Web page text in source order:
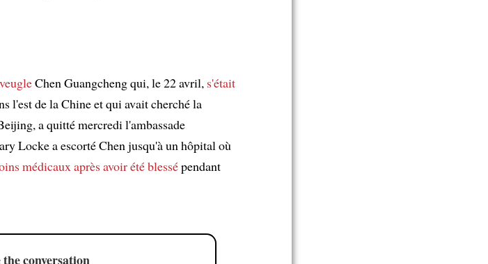
Chen Guangcheng qui, le 22 avril, s'était
l'est de la Chine et qui avait cherché la
a quitté mercredi l'ambassade
Locke a escorté Chen jusqu'à un hôpital où
médicauxaprès avoir été blessépendant
conversation